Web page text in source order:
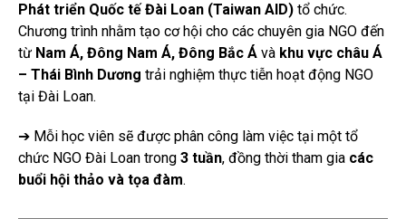
Phát triển Quốc tế Đài Loan (Taiwan AID) tổ chức.
Chương trình nhằm tạo cơ hội cho các chuyên gia NGO đến
từ Nam Á, Đông Nam Á, Đông Bắc Á và khu vực châu Á
– Thái Bình Dương trải nghiệm thực tiễn hoạt động NGO
tại Đài Loan.
➔ Mỗi học viên sẽ được phân công làm việc tại một tổ
chức NGO Đài Loan trong 3 tuần, đồng thời tham gia các
buổi hội thảo và tọa đàm.